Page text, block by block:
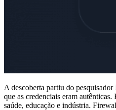
A descoberta partiu do
que as credenciais eram
saúde, educação e indústria.